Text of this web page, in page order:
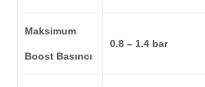
Maksimum
Boost Basıncı
0.8 – 1.4 bar